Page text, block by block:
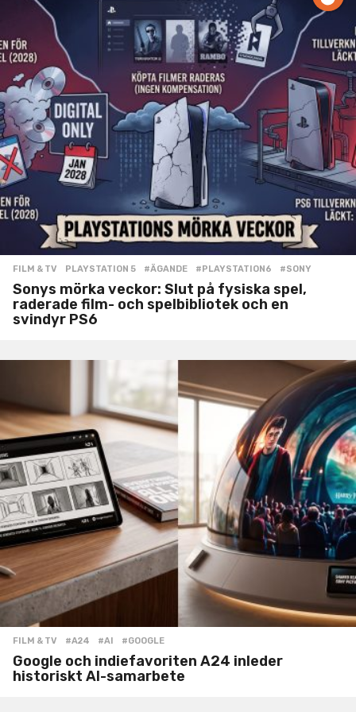
FILM & TV ,PLAYSTATION 5 #ÄGANDE ,#PLAYSTATION6 ,#SONY
Sonys mörka veckor: Slut på fysiska spel,
raderade film- och spelbibliotek och en
svindyr PS6
FILM & TV #A24 ,#AI ,#GOOGLE
Google och indiefavoriten A24 inleder
historiskt AI-samarbete